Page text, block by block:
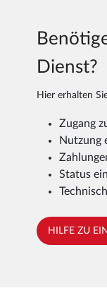
Dienst?
Hier erhalten
Zugang
Nutzung
Status
HILFE ZU